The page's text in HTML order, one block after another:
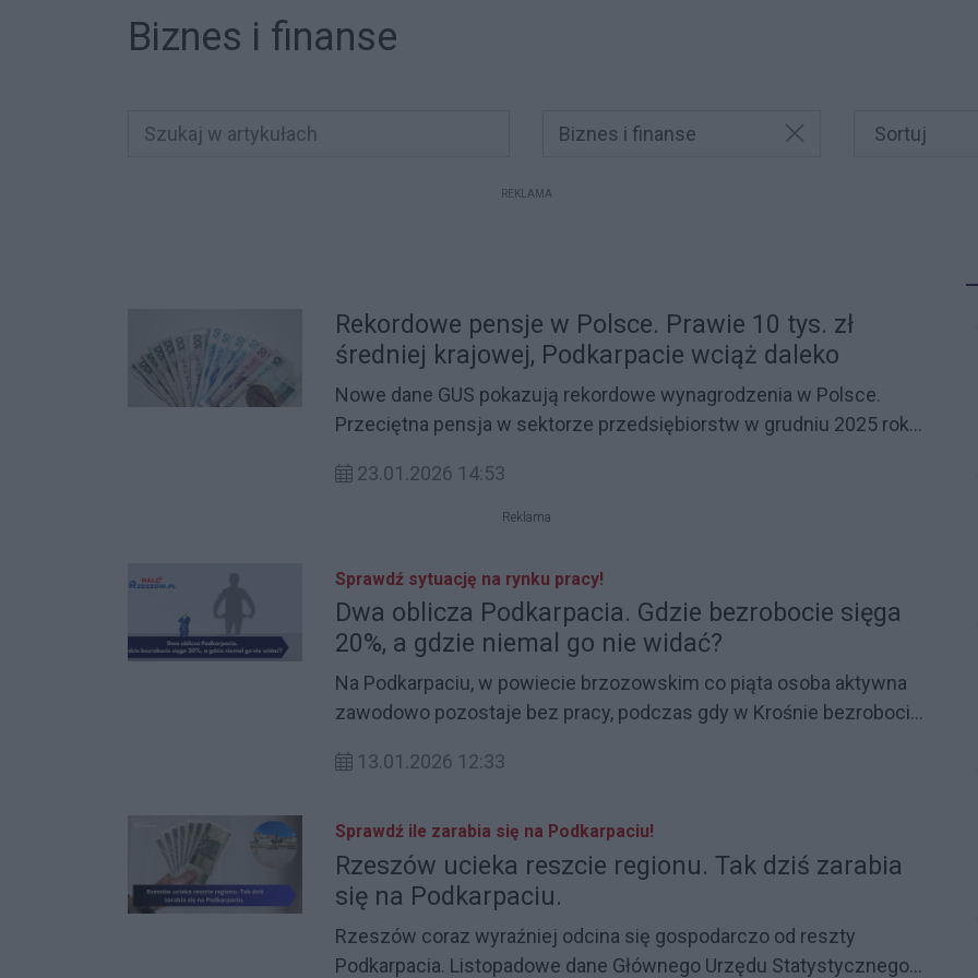
Biznes i finanse
Biznes i finanse
REKLAMA
Rekordowe pensje w Polsce. Prawie 10 tys. zł
średniej krajowej, Podkarpacie wciąż daleko
Nowe dane GUS pokazują rekordowe wynagrodzenia w Polsce.
Przeciętna pensja w sektorze przedsiębiorstw w grudniu 2025 roku
są znacznie niższe, jednak region i Rzeszów wciąż czekają na
grudniowe dane, które tradycyjnie podnoszą poziom płac.
23.01.2026 14:53
Reklama
Sprawdź sytuację na rynku pracy!
Dwa oblicza Podkarpacia. Gdzie bezrobocie sięga
20%, a gdzie niemal go nie widać?
Na Podkarpaciu, w powiecie brzozowskim co piąta osoba aktywna
zawodowo pozostaje bez pracy, podczas gdy w Krośnie bezrobocie
społeczno‑gospodarcza powiatów województwa podkarpackiego w
region silnych kontrastów – od powiatów, w których o jedną ofertę
pracy rywalizuje kilkuset bezrobotnych, po te, gdzie szanse na
zatrudnienie są zdecydowanie większe. Dokument szczegółowo
wchodzących na rynek pracy, osoby po 50. roku życia oraz
13.01.2026 12:33
Sprawdź ile zarabia się na Podkarpaciu!
Rzeszów ucieka reszcie regionu. Tak dziś zarabia
się na Podkarpaciu.
Rzeszów coraz wyraźniej odcina się gospodarczo od reszty
Podkarpacia. Listopadowe dane Głównego Urzędu Statystycznego